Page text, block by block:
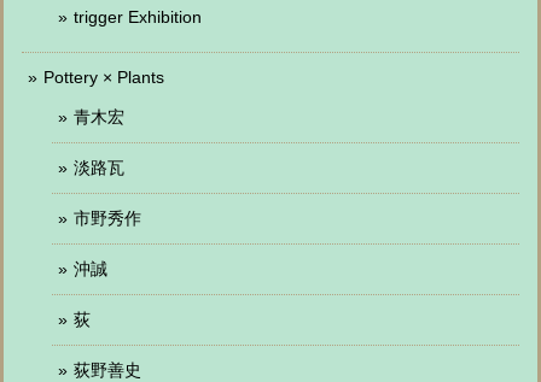
trigger Exhibition
Pottery × Plants
青木宏
淡路瓦
市野秀作
沖誠
荻
荻野善史